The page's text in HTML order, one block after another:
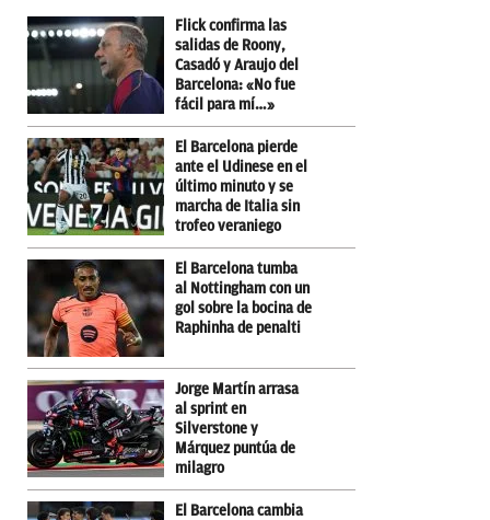
Flick confirma las
salidas de Roony,
Casadó y Araujo del
Barcelona: «No fue
fácil para mí…»
El Barcelona pierde
ante el Udinese en el
último minuto y se
marcha de Italia sin
trofeo veraniego
El Barcelona tumba
al Nottingham con un
gol sobre la bocina de
Raphinha de penalti
Jorge Martín arrasa
al sprint en
Silverstone y
Márquez puntúa de
milagro
El Barcelona cambia